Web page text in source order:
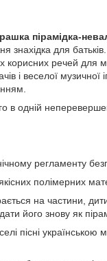
пірамідка-
для батьків.
корисних речей для
і веселої музичної
в одній
регламенту
полімерних
на частини,
його знову як
пісні